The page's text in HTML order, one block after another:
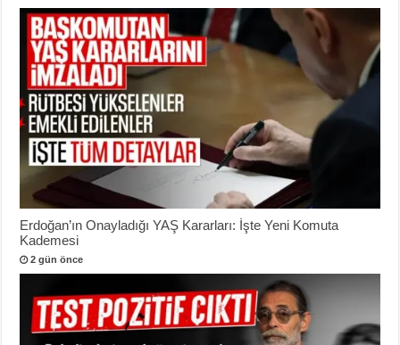
Erdoğan’ın Onayladığı YAŞ Kararları: İşte Yeni Komuta
Kademesi
2 gün önce